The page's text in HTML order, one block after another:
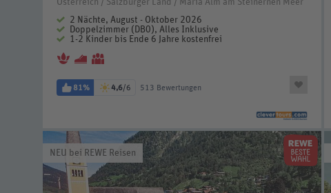
Österreich / Salzburger Land / Maria Alm am Steinernen Meer
2 Nächte, August - Oktober 2026
Doppelzimmer (DB0), Alles Inklusive
1-2 Kinder bis Ende 6 Jahre kostenfrei
81% 4,6/6 513 Bewertungen
NEU bei REWE Reisen